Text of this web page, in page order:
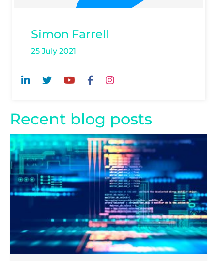
Simon Farrell
25 July 2021
Recent blog posts